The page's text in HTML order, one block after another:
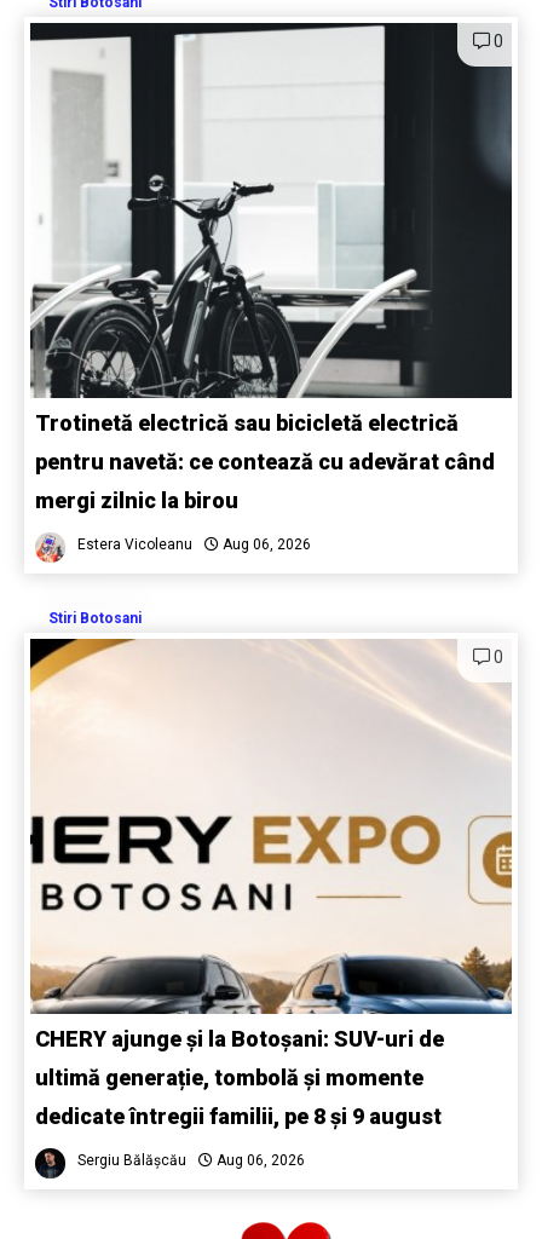
0
Trotinetă electrică sau bicicletă electrică
pentru navetă: ce contează cu adevărat când
mergi zilnic la birou
Estera Vicoleanu Aug 06, 2026
Stiri Botosani
0
CHERY ajunge și la Botoșani: SUV-uri de
ultimă generație, tombolă și momente
dedicate întregii familii, pe 8 și 9 august
Sergiu Bălășcău Aug 06, 2026